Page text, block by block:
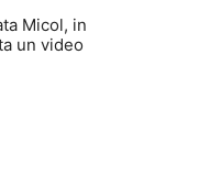
Micol, in
un video